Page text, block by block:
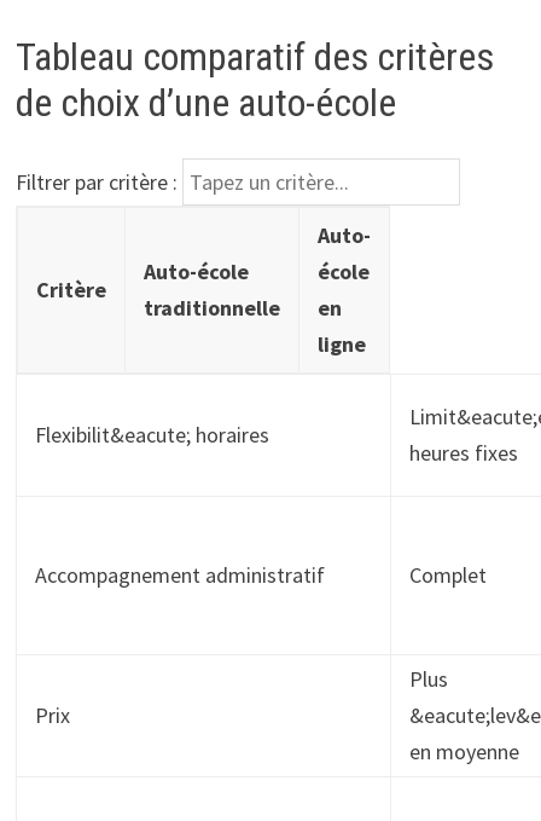
Tableau comparatif des critères
de choix d’une auto-école
Filtrer par critère :
Comparaison entre auto-école traditionnelle et auto-
Critère
Auto-école
traditionnelle
Auto-
école
en
ligne
Flexibilit&eacute; horaires
heures fixes
Accompagnement administratif Complet
Prix
Plus
en moyenne